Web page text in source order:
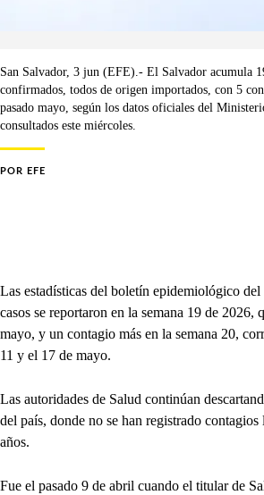
San Salvador, 3 jun (EFE).- El Salvador acumula
confirmados, todos de origen importados, con 5
pasado mayo, según los datos oficiales del
consultados este miércoles.
POR EFE
Las estadísticas del boletín epidemiológico
casos se reportaron en la semana 19 de 2026,
mayo, y un contagio más en la semana 20,
11 y el 17 de mayo.
Las autoridades de Salud continúan
del país, donde no se han registrado contagios
años.
Fue el pasado 9 de abril cuando el titular de